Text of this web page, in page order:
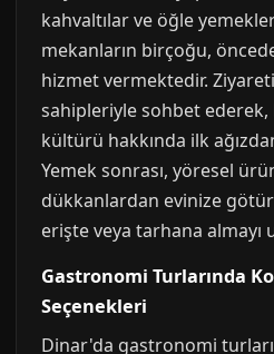
kahvaltılar ve öğle
mekanların birçoğu,
hizmet vermektedir.
sahipleriyle sohbet ederek,
kültürü hakkında ilk
Yemek sonrası, yöresel
dükkanlardan evinize
erişte veya tarhana almayı
Gastronomi Turlarında
Seçenekleri
Dinar'da gastronomi